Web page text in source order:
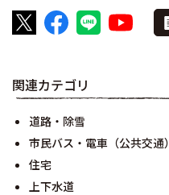
関連カテゴリ
道路・除雪
市民バス・電車（公共交通）
住宅
上下水道